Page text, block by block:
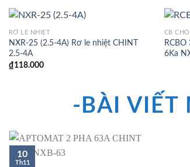
RƠ LE NHIỆT
NXR-25 (2.5-4A) Rơ le nhiệt CHINT
2.5-4A
₫118.000
CB
6Ka
-BÀI VIẾT
10
Th11